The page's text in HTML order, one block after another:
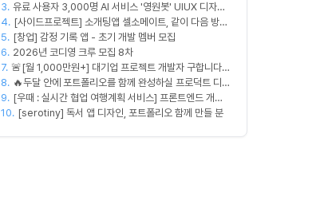
과 함께 하실 멤버를 모집합니다!
3. 유료 사용자 3,000명 AI 서비스 '영원봇' UIUX 디자인
팀원 모집
4. [사이드프로젝트] 소개팅앱 셀소메이트, 같이 다음 방향
잡아볼 분 구합니다
5. [창업] 감정 기록 앱 - 초기 개발 멤버 모집
6. 2026년 코디영 크루 모집 8차
7. 🚨[월 1,000만원+] 대기업 프로젝트 개발자 구합니다
🚨
8. 🔥두달 안에 포트폴리오를 함께 완성하실 프로덕트 디자
이너를 찾습니다!🔥
9. [우때 : 실시간 협업 여행계획 서비스] 프론트엔드 개발
자 팀원을 모집합니다
10. [serotiny] 독서 앱 디자인, 포트폴리오 함께 만들 분